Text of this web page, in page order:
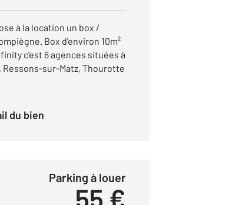
à la location un box /
Box d'environ 10m²
c'est 6 agences situées à
sur-Matz, Thourotte
du bien
Parking à louer
55 €